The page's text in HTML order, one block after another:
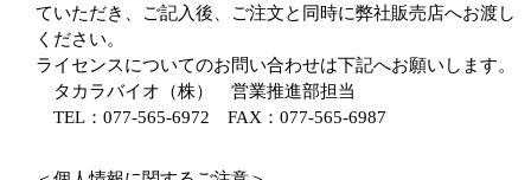
ていただき、ご記入後、ご注文と同時に弊社販売店へお渡し
ください。
ライセンスについてのお問い合わせは下記へお願いします。
タカラバイオ（株） 営業推進部担当
TEL：077-565-6972 FAX：077-565-6987